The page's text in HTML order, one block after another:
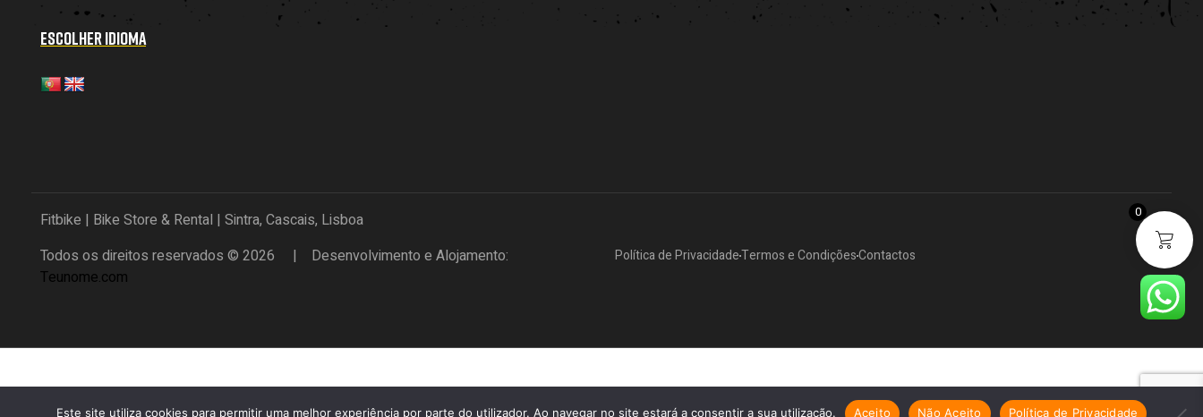
ESCOLHER IDIOMA
Fitbike | Bike Store & Rental | Sintra, Cascais, Lisboa
Todos os direitos reservados © 2026 | Desenvolvimento e Alojamento:
Teunome.com
Política de PrivacidadeTermos e CondiçõesContactos
0
Este site utiliza cookies para permitir uma melhor experiência por parte do utilizador. Ao navegar no site estará a consentir a sua utilização. Aceito Não Aceito Política de Privacidade